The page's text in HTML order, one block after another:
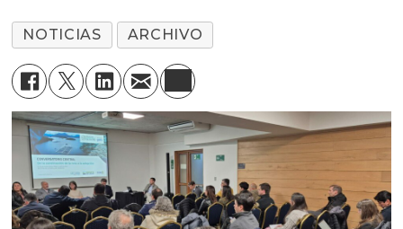
NOTICIAS ARCHIVO